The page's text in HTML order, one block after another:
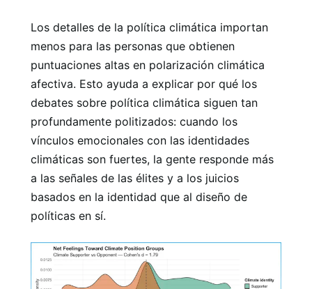
Los detalles de la política climática importan
menos para las personas que obtienen
puntuaciones altas en polarización climática
afectiva. Esto ayuda a explicar por qué los
debates sobre política climática siguen tan
profundamente politizados: cuando los
vínculos emocionales con las identidades
climáticas son fuertes, la gente responde más
a las señales de las élites y a los juicios
basados ​​en la identidad que al diseño de
políticas en sí.